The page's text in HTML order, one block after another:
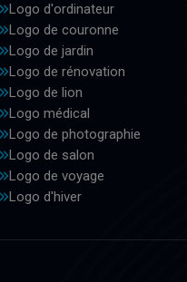
Logo d'ordinateur
Logo de couronne
Logo de jardin
Logo de rénovation
Logo de lion
Logo médical
Logo de photographie
Logo de salon
Logo de voyage
Logo d'hiver